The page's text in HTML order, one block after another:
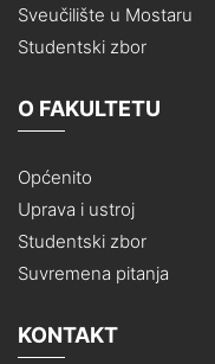
Sveučilište u Mostaru
Studentski zbor
O FAKULTETU
Općenito
Uprava i ustroj
Studentski zbor
Suvremena pitanja
KONTAKT